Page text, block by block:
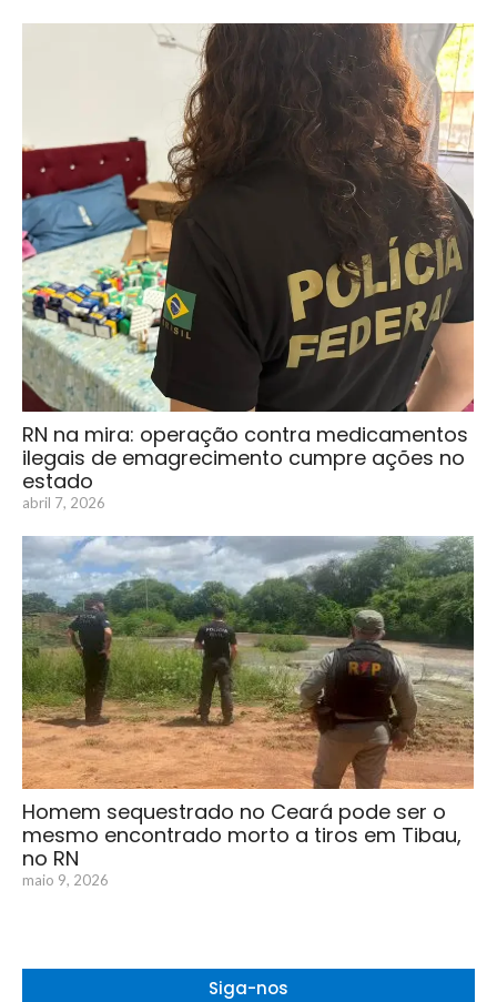
RN na mira: operação contra medicamentos
ilegais de emagrecimento cumpre ações no
estado
abril 7, 2026
Homem sequestrado no Ceará pode ser o
mesmo encontrado morto a tiros em Tibau,
no RN
maio 9, 2026
Siga-nos